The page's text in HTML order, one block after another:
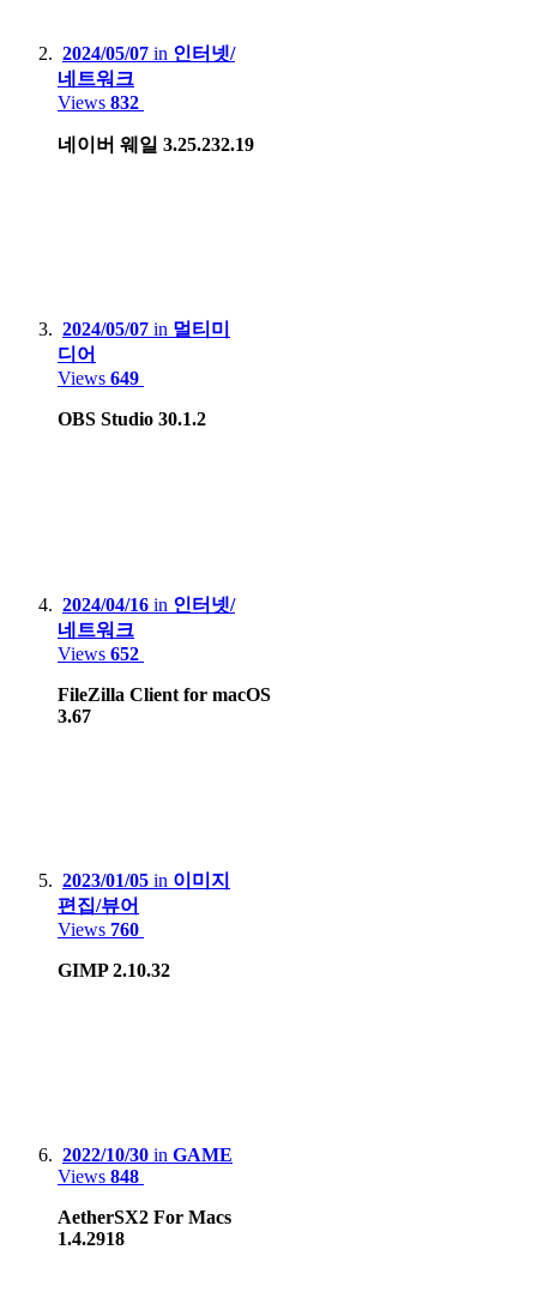
Apple iPhone 5
Huawei X3, Nova Smart
Blackberry 9790
Samsung Galaxy Tab S7+
Nintendo DS Lite, 3DS XL, Switch Lite, Switch
HardKernel Odrid Go Advance Black Edition
Valve Steam deck LCD
2024/05/07 in 인터넷/
네트워크
Views 832
네이버 웨일 3.25.232.19
2024/05/07 in 멀티미
디어
Views 649
OBS Studio 30.1.2
2024/04/16 in 인터넷/
네트워크
Views 652
FileZilla Client for macOS
3.67
2023/01/05 in 이미지
편집/뷰어
Views 760
GIMP 2.10.32
2022/10/30 in GAME
Views 848
AetherSX2 For Macs
1.4.2918